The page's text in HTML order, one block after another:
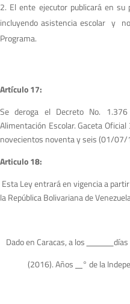
El ente ejecutor publicará en
incluyendo asistencia escolar y
Programa.
Artículo 17:
Se deroga el Decreto No.
Alimentación Escolar. Gaceta
novecientos noventa y seis (01/
Articulo 18:
Esta Ley entrará en vigencia a
la República Bolivariana de
Dado en Caracas, a los
(2016). Años
° de la